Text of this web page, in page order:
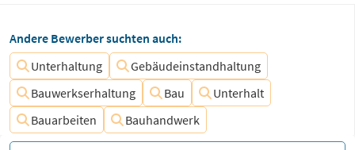
Andere Bewerber suchten auch:
Unterhaltung
Gebäudeinstandhaltung
Bauwerkserhaltung
Bau
Unterhalt
Bauarbeiten
Bauhandwerk